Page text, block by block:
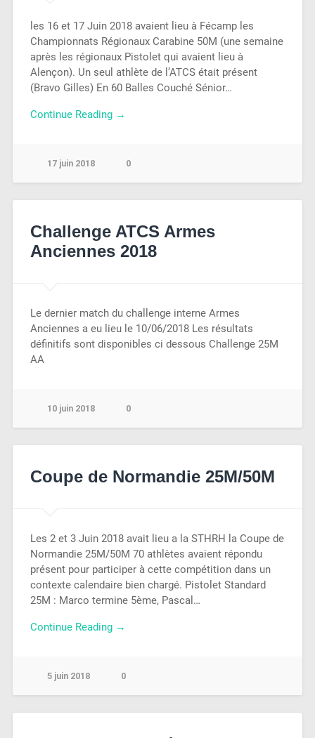
les 16 et 17 Juin 2018 avaient lieu à Fécamp les
Championnats Régionaux Carabine 50M (une semaine
après les régionaux Pistolet qui avaient lieu à
Alençon). Un seul athlète de l’ATCS était présent
(Bravo Gilles) En 60 Balles Couché Sénior…
Continue Reading →
17 juin 2018 0
Challenge ATCS Armes
Anciennes 2018
Le dernier match du challenge interne Armes
Anciennes a eu lieu le 10/06/2018 Les résultats
définitifs sont disponibles ci dessous Challenge 25M
AA
10 juin 2018 0
Coupe de Normandie 25M/50M
Les 2 et 3 Juin 2018 avait lieu a la STHRH la Coupe de
Normandie 25M/50M 70 athlètes avaient répondu
présent pour participer à cette compétition dans un
contexte calendaire bien chargé. Pistolet Standard
25M : Marco termine 5ème, Pascal…
Continue Reading →
5 juin 2018 0